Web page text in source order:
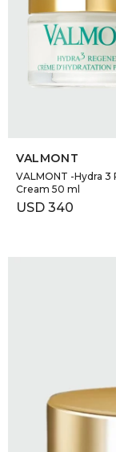
VALMONT
VALMONT -Hydra
Cream 50 ml
USD 340